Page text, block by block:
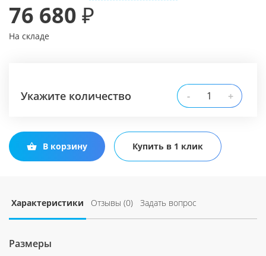
76 680 ₽
На складе
Укажите количество - +
В корзину Купить в 1 клик
Характеристики Отзывы (0) Задать вопрос
Размеры